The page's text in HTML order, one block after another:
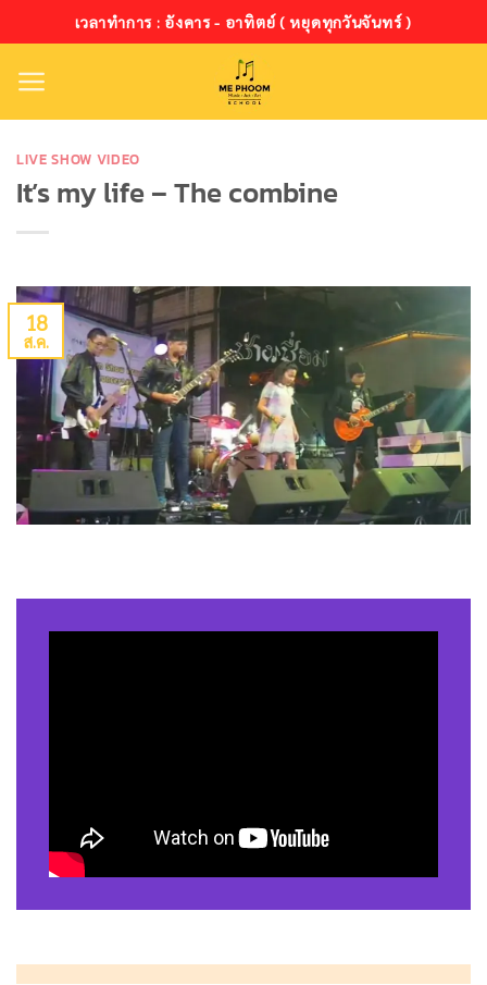
ไป
เนื้อหา
เวลาทำการ : อังคาร - อาทิตย์ ( หยุดทุกวันจันทร์ )
LIVE SHOW VIDEO
It’s my life – The combine
18
ส.ค.